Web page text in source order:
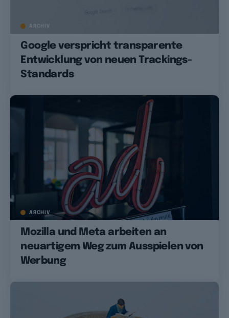
ARCHIV
Google verspricht transparente
Entwicklung von neuen Trackings-
Standards
ARCHIV
Mozilla und Meta arbeiten an
neuartigem Weg zum Ausspielen von
Werbung